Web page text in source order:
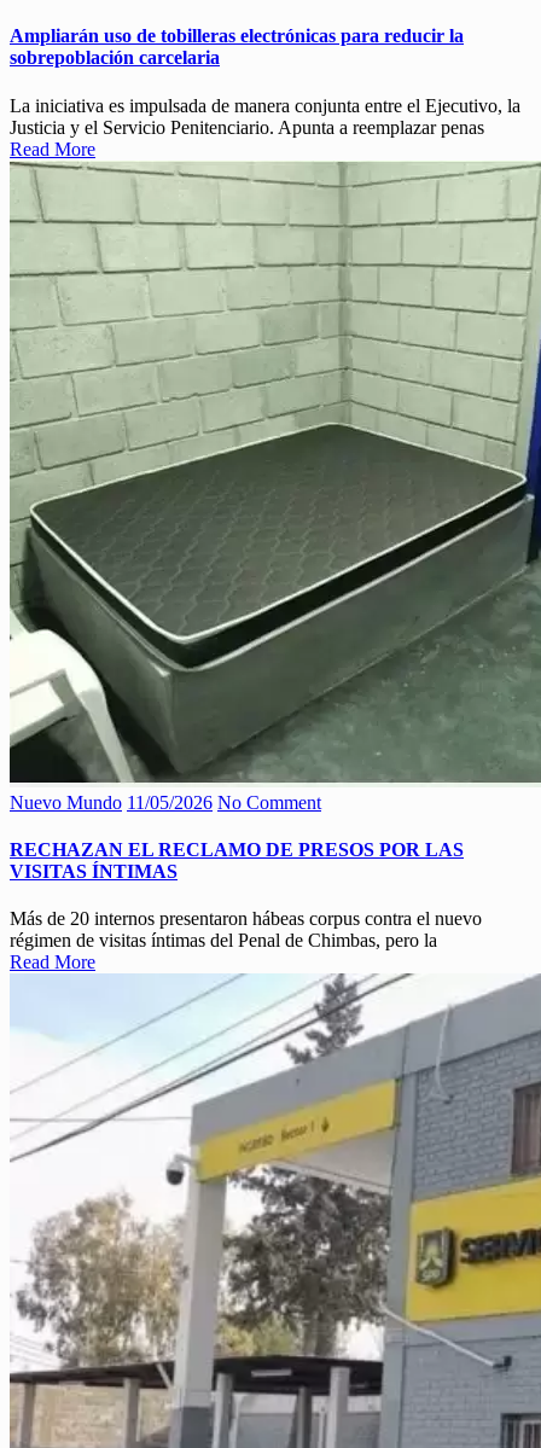
Ampliarán uso de tobilleras electrónicas para reducir la
sobrepoblación carcelaria
La iniciativa es impulsada de manera conjunta entre el Ejecutivo, la
Justicia y el Servicio Penitenciario. Apunta a reemplazar penas
Read More
Nuevo Mundo 11/05/2026 No Comment
RECHAZAN EL RECLAMO DE PRESOS POR LAS
VISITAS ÍNTIMAS
Más de 20 internos presentaron hábeas corpus contra el nuevo
régimen de visitas íntimas del Penal de Chimbas, pero la
Read More